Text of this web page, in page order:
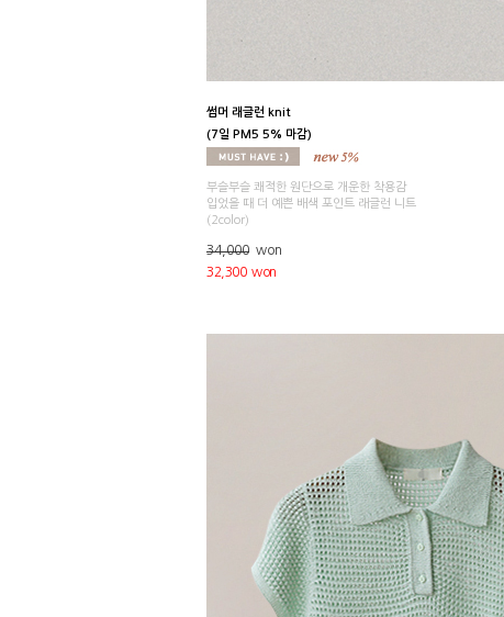
썸머 래글런 knit
(7일 PM5 5% 마감)
부슬부슬 쾌적한 원단으로 개운한 착용감
입었을 때 더 예쁜 배색 포인트 래글런 니트
(2color)
34,000 won
32,300 won